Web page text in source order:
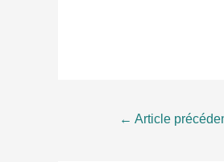
Navigation
← Article